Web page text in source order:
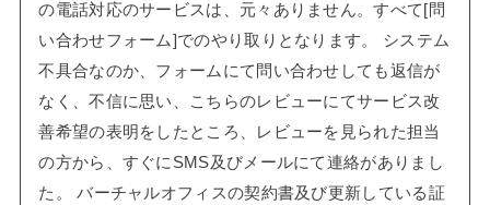
の電話対応のサービスは、元々ありません。すべて[問
い合わせフォーム]でのやり取りとなります。 システム
不具合なのか、フォームにて問い合わせしても返信が
なく、不信に思い、こちらのレビューにてサービス改
善希望の表明をしたところ、レビューを見られた担当
の方から、すぐにSMS及びメールにて連絡がありまし
た。 バーチャルオフィスの契約書及び更新している証